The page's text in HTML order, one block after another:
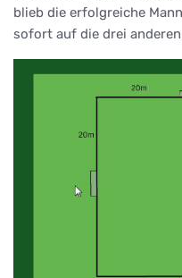
blieb die erfolgreiche
sofort auf die drei